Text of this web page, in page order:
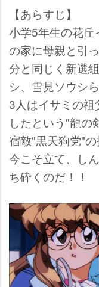
【あらすじ】
小学5年生の花
の家に母親と引
分と同じく新選
シ、雪見ソウシ
3人はイサミの
したという"龍の
宿敵"黒天狗党"の
今こそ立て、し
ち砕くのだ！！